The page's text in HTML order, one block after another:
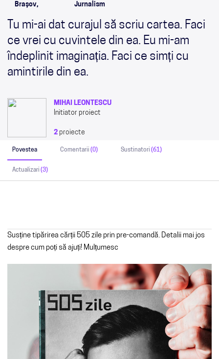
Brașov, Jurnalism
Tu mi-ai dat curajul să scriu cartea. Faci
ce vrei cu cuvintele din ea. Eu mi-am
îndeplinit imaginația. Faci ce simți cu
amintirile din ea.
MIHAI LEONTESCU
Initiator proiect
2 proiecte
Povestea Comentarii (0) Sustinatori (61)
Actualizari (3)
Susține tipărirea cărții 505 zile prin pre-comandă. Detalii mai jos
despre cum poți să ajuți! Mulțumesc